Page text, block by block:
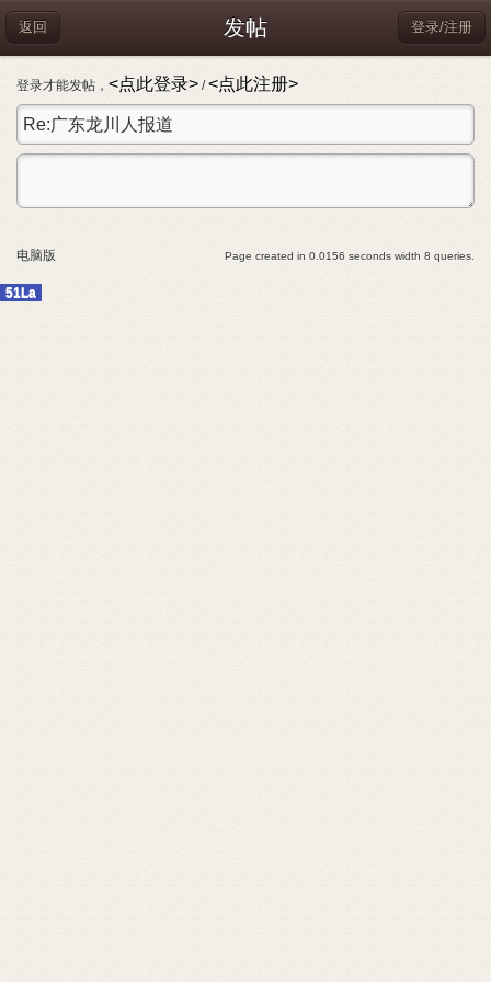
发帖
返回 登录/注册
登录才能发帖， <点此登录> /<点此注册>
电脑版 Page created in 0.0156 seconds width 8 queries.
51La